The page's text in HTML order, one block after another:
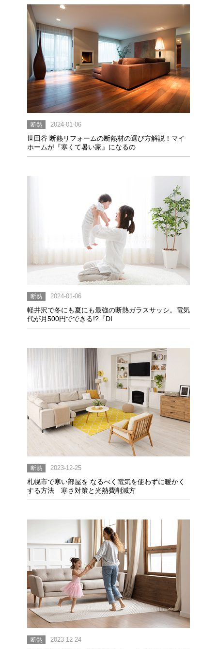
断熱 2024-01-06
世田谷 断熱リフォームの断熱材の選び方解説！マイ
ホームが『寒くて暑い家』になるの
断熱 2024-01-06
軽井沢で冬にも夏にも最強の断熱ガラスサッシ。電気
代が月500円でできる!?『DI
断熱 2023-12-25
札幌市で寒い部屋を なるべく電気を使わずに暖かく
する方法 寒さ対策と光熱費削減方
断熱 2023-12-24